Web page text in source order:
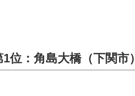
ちょっと気になるネットの話題
1位：角島大橋（下関市）